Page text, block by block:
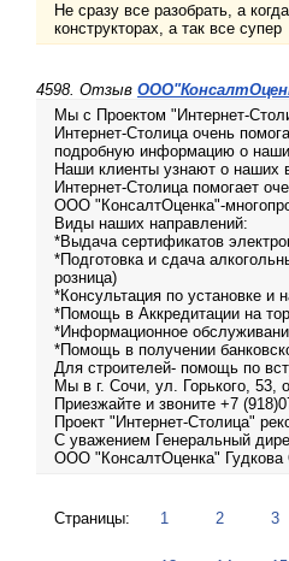
Не сразу все разобрать, а
конструкторах, а так все супер
4598. Отзыв
Мы с Проектом "Интернет-
Интернет-Столица очень
подробную информацию о
Наши клиенты узнают о наших
Интернет-Столица помогает
ООО "КонсалтОценка"-
Виды наших направлений:
*Выдача сертификатов
*Подготовка и сдача
розница)
*Консультация по установке
*Помощь в Аккредитации на
*Информационное
*Помощь в получении
Для строителей- помощь по
Мы в г. Сочи, ул. Горького,
Приезжайте и звоните +7
Проект "Интернет-Столица"
С уважением Генеральный
ООО "КонсалтОценка" Гудкова
Страницы: 1 2 3